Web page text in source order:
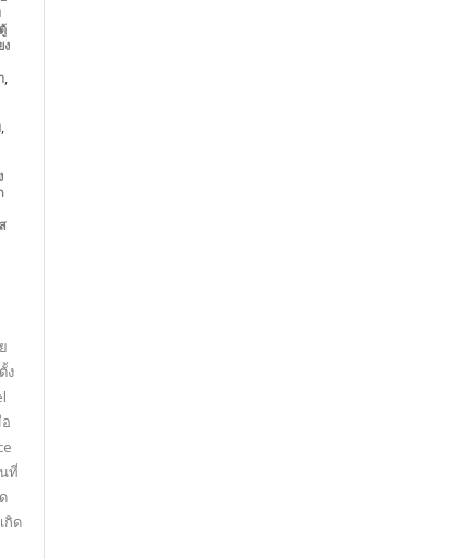
ตู้
ง
,
,
ง
ที่
กิด